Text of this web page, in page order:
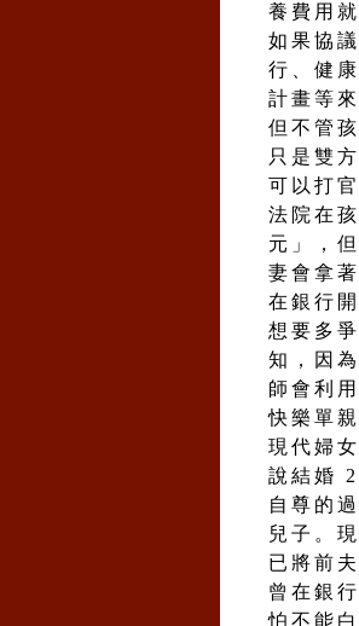
養費用就
如果協
行、健
計畫等
但不管
只是雙
可以打
法院在
元」，
妻會拿
在銀行
想要多
知，因
師會利
快樂單
現代婦
說結婚
自尊的
兒子。
已將前
曾在銀
怕不能